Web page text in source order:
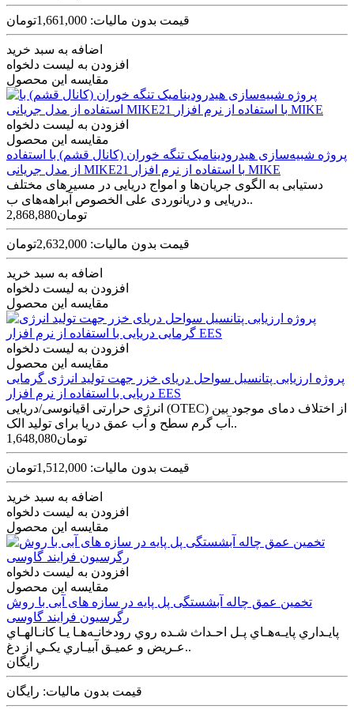
قیمت بدون مالیات: 1,661,000تومان
اضافه به سبد خرید
افزودن به لیست دلخواه
مقایسه این محصول
افزودن به لیست دلخواه
مقایسه این محصول
پروژه شبیه‌سازی هیدرودینامیک تنگه خوران (کانال قشم) با استفاده
از مدل جریانی MIKE21 با استفاده از نرم افزار MIKE
دستیابی به الگوی جریان‌ها و امواج دریایی در مسیرهای مختلف
دریایی و دریانوردی علی الخصوص آبراهه‌های ب..
2,868,880تومان
قیمت بدون مالیات: 2,632,000تومان
اضافه به سبد خرید
افزودن به لیست دلخواه
مقایسه این محصول
افزودن به لیست دلخواه
مقایسه این محصول
پروژه ارزیابی پتانسیل سواحل دریای خزر جهت تولید انرژی گرمایی
دریایی با استفاده از نرم افزار EES
انرژی حرارتی اقیانوسی/دریایی (OTEC) از اختلاف دمای موجود بین
آب گرم سطح و آب عمق دریا برای تولید الک..
1,648,080تومان
قیمت بدون مالیات: 1,512,000تومان
اضافه به سبد خرید
افزودن به لیست دلخواه
مقایسه این محصول
افزودن به لیست دلخواه
مقایسه این محصول
تخمین عمق چاله آبشستگی پل پایه در سازه های آبی با روش
رگرسیون فرایند گاوسی
پايـداري پايـه‌هـاي پـل احـداث شـده روي رودخانـه‌هـا يـا كانـالهـاي
عـريض و عميـق آبيـاري يكـي از دغ..
رایگان
قیمت بدون مالیات: رایگان